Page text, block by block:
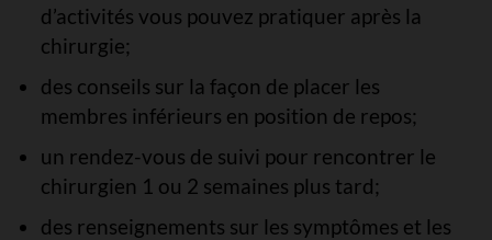
d’activités vous pouvez pratiquer après la
chirurgie;
des conseils sur la façon de placer les
membres inférieurs en position de repos;
un rendez-vous de suivi pour rencontrer le
chirurgien 1 ou 2 semaines plus tard;
des renseignements sur les symptômes et les